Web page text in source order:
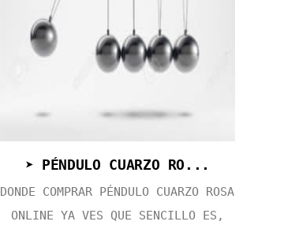
➤ PÉNDULO CUARZO RO...
DONDE COMPRAR PÉNDULO CUARZO ROSA
ONLINE YA VES QUE SENCILLO ES,